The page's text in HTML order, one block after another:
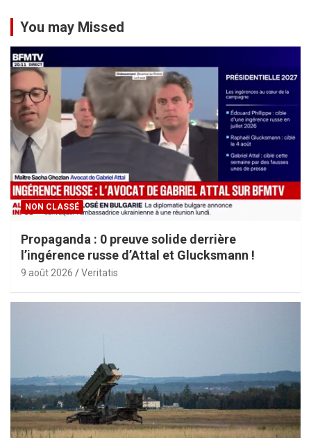
You may Missed
NON CLASSÉ
Propaganda : 0 preuve solide derrière
l’ingérence russe d’Attal et Glucksmann !
9 août 2026 Veritatis